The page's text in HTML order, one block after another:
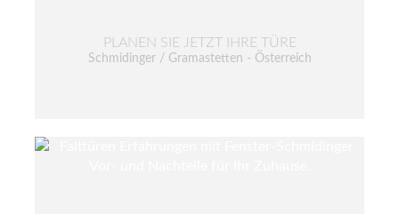
PLANEN SIE JETZT IHRE TÜRE
Schmidinger / Gramastetten - Österreich